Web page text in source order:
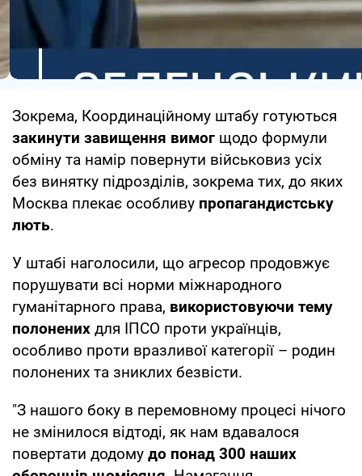
Зокрема, Координаційному штабу готуються
закинути завищення вимог щодо формули
обміну та намір повернути військовиз усіх
без винятку підрозділів, зокрема тих, до яких
Москва плекає особливу пропагандистську
лють.
У штабі наголосили, що агресор продовжує
порушувати всі норми міжнародного
гуманітарного права, використовуючи тему
полонених для ІПСО проти українців,
особливо проти вразливої категорії – родин
полонених та зниклих безвісти.
"З нашого боку в перемовному процесі нічого
не змінилося відтоді, як нам вдавалося
повертати додому до понад 300 наших